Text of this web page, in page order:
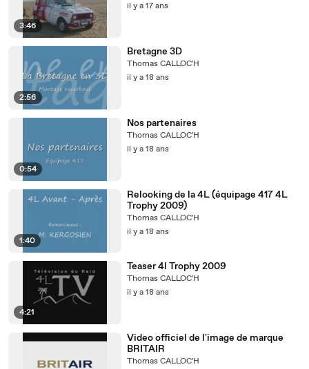
3:46
il y a 17 ans
2:56
Bretagne 3D
Thomas CALLOC'H
il y a 18 ans
0:54
Nos partenaires
Thomas CALLOC'H
il y a 18 ans
1:40
Relooking de la 4L (équipage 417 4L
Trophy 2009)
Thomas CALLOC'H
il y a 18 ans
4:21
Teaser 4l Trophy 2009
Thomas CALLOC'H
il y a 18 ans
Video officiel de l'image de marque
BRITAIR
Thomas CALLOC'H